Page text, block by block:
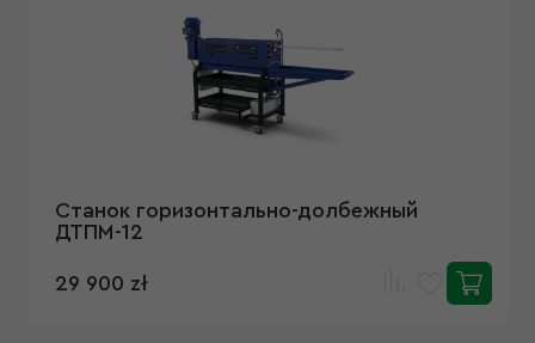
Станок горизонтально-долбежный
ДТПМ-12
29 900 zł